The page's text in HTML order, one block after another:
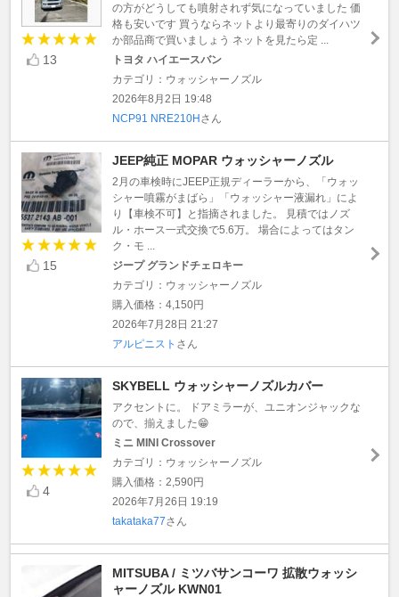
13
の方がどうしても噴射されず気になっていました 価
格も安いです 買うならネットより最寄りのダイハツ
か部品商で買いましょう ネットを見たら定 ...
トヨタ ハイエースバン
カテゴリ：ウォッシャーノズル
2026年8月2日 19:48
NCP91 NRE210Hさん
15
JEEP純正 MOPAR ウォッシャーノズル
2月の車検時にJEEP正規ディーラーから、「ウォッ
シャー噴霧がまばら」「ウォッシャー液漏れ」によ
り【車検不可】と指摘されました。 見積ではノズ
ル・ホース一式交換で5.6万。 場合によってはタン
ク・モ ...
ジープ グランドチェロキー
カテゴリ：ウォッシャーノズル
購入価格：4,150円
2026年7月28日 21:27
アルピニスト さん
4
SKYBELL ウォッシャーノズルカバー
アクセントに。 ドアミラーが、ユニオンジャックな
ので、揃えました😁
ミニ MINI Crossover
カテゴリ：ウォッシャーノズル
購入価格：2,590円
2026年7月26日 19:19
takataka77さん
MITSUBA / ミツバサンコーワ 拡散ウォッシ
ャーノズル KWN01